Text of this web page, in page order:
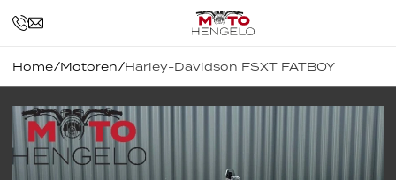
Home/Motoren/Harley-Davidson FSXT FATBOY